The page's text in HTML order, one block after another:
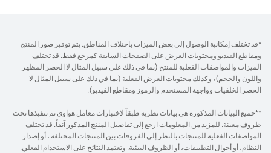
*قد تختلف إمكانية الوصول إلى بعض الميزات باختلاف المناطق. يتم توفير صور المنتج
ومقاطع الفيديو ومحتويات العرض على الصفحات السابقة كمرجع فقط. قد تختلف
الميزات والمواصفات الفعلية للمنتج (بما في ذلك على سبيل المثال لا الحصر المظهر
واللون والحجم)، وكذلك محتويات العرض الفعلية (بما في ذلك على سبيل المثال لا
الحصر الخلفيات وواجهة المستخدم والرموز ومقاطع الفيديو).
**جميع البيانات المذكورة هي بيانات نظرية طبقاً لاختبارات معامل هواوي تم تنفيذها تحت
ظروف معينة. للمزيد من المعلومات ارجع إلى تفاصيل المنتج المذكور آنفاً. قد تختلف
المواصفات الفعلية للمنتجات بالنظر إلى الفروقات بين المنتجات المختلفة ، أو إصدار
النظام، أو أحوال التطبيقات، أو الظروف البيئية. وتعتمد النتائج على الاستخدام الفعلي.